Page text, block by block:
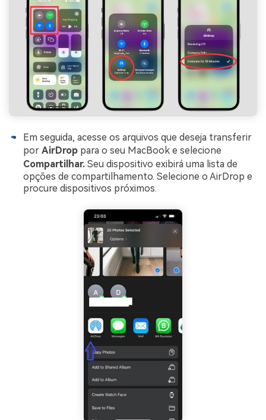
Em seguida, acesse os arquivos que deseja transferir
por AirDrop para o seu MacBook e selecione
Compartilhar. Seu dispositivo exibirá uma lista de
opções de compartilhamento. Selecione o AirDrop e
procure dispositivos próximos.